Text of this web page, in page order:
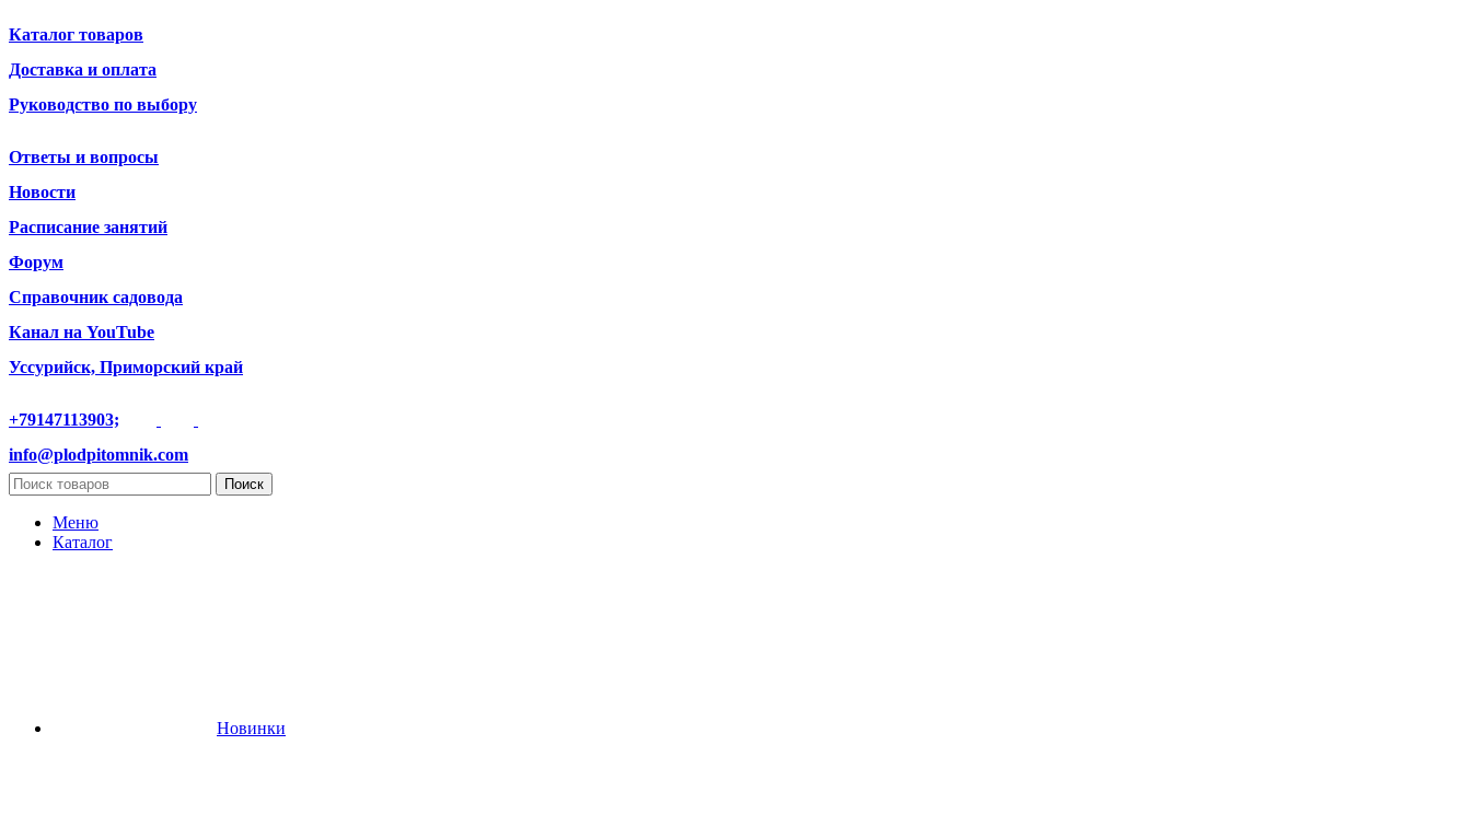
Каталог товаров
Доставка и оплата
Руководство по выбору
Ответы и вопросы
Новости
Расписание занятий
Форум
Справочник садовода
Канал на YouTube
Уссурийск, Приморский край
+79147113903;
info@plodpitomnik.com
Поиск
Меню
Каталог
Новинки